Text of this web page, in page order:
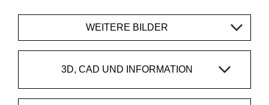
WEITERE BILDER
3D, CAD UND INFORMATION